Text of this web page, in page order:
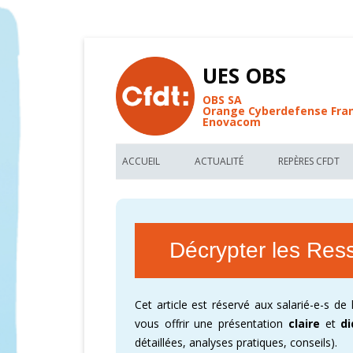
UES OBS
OBS SA
Orange Cyberdefense
Enovacom
ACCUEIL
FIL D’ACTUALITÉ DE L’UES OBS
FORUM DE DISCUSSIONS CFDT
GLOSSAIRE DE L’UES OBS
ACTUALITÉ
TRACTS CFDT UES OBS
RÉUNION D’INFORMATIONS CFDT
REPÈRES CFDT
VOS MÉMO-
ACCORDS
Décrypter les
Cet article est réservé aux salarié-e-s de
vous offrir une présentation claire et
détaillées, analyses pratiques, conseils).